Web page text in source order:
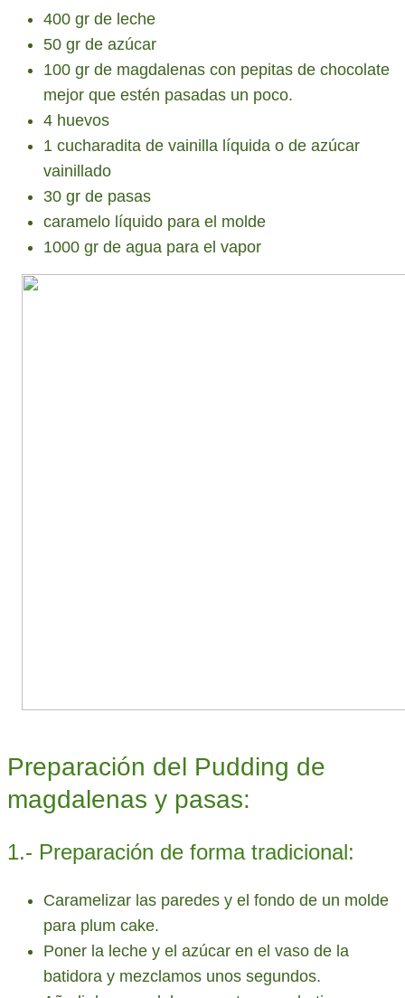
400 gr de leche
50 gr de azúcar
100 gr de magdalenas con pepitas de chocolate
mejor que estén pasadas un poco.
4 huevos
1 cucharadita de vainilla líquida o de azúcar
vainillado
30 gr de pasas
caramelo líquido para el molde
1000 gr de agua para el vapor
Preparación del Pudding de
magdalenas y pasas:
1.- Preparación de forma tradicional:
Caramelizar las paredes y el fondo de un molde
para plum cake.
Poner la leche y el azúcar en el vaso de la
batidora y mezclamos unos segundos.